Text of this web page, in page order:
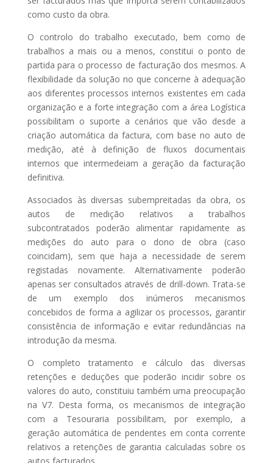
como custo da obra.
O controlo do trabalho executado, bem como de
trabalhos a mais ou a menos, constitui o ponto de
partida para o processo de facturação dos mesmos. A
flexibilidade da solução no que concerne à adequação
aos diferentes processos internos existentes em cada
organização e a forte integração com a área Logística
possibilitam o suporte a cenários que vão desde a
criação automática da factura, com base no auto de
medição, até à definição de fluxos documentais
internos que intermedeiam a geração da facturação
definitiva.
Associados às diversas subempreitadas da obra, os
autos de medição relativos a trabalhos
subcontratados poderão alimentar rapidamente as
medições do auto para o dono de obra (caso
coincidam), sem que haja a necessidade de serem
registadas novamente. Alternativamente poderão
apenas ser consultados através de drill-down. Trata-se
de um exemplo dos inúmeros mecanismos
concebidos de forma a agilizar os processos, garantir
consistência de informação e evitar redundâncias na
introdução da mesma.
O completo tratamento e cálculo das diversas
retenções e deduções que poderão incidir sobre os
valores do auto, constituiu também uma preocupação
na V7. Desta forma, os mecanismos de integração
com a Tesouraria possibilitam, por exemplo, a
geração automática de pendentes em conta corrente
relativos a retenções de garantia calculadas sobre os